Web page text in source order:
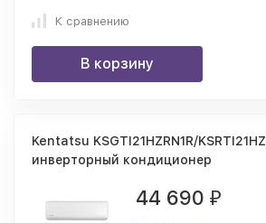
К сравнению
В корзину
Kentatsu KSGTI21HZRN1R/
инверторный кондиционер
44 690 ₽